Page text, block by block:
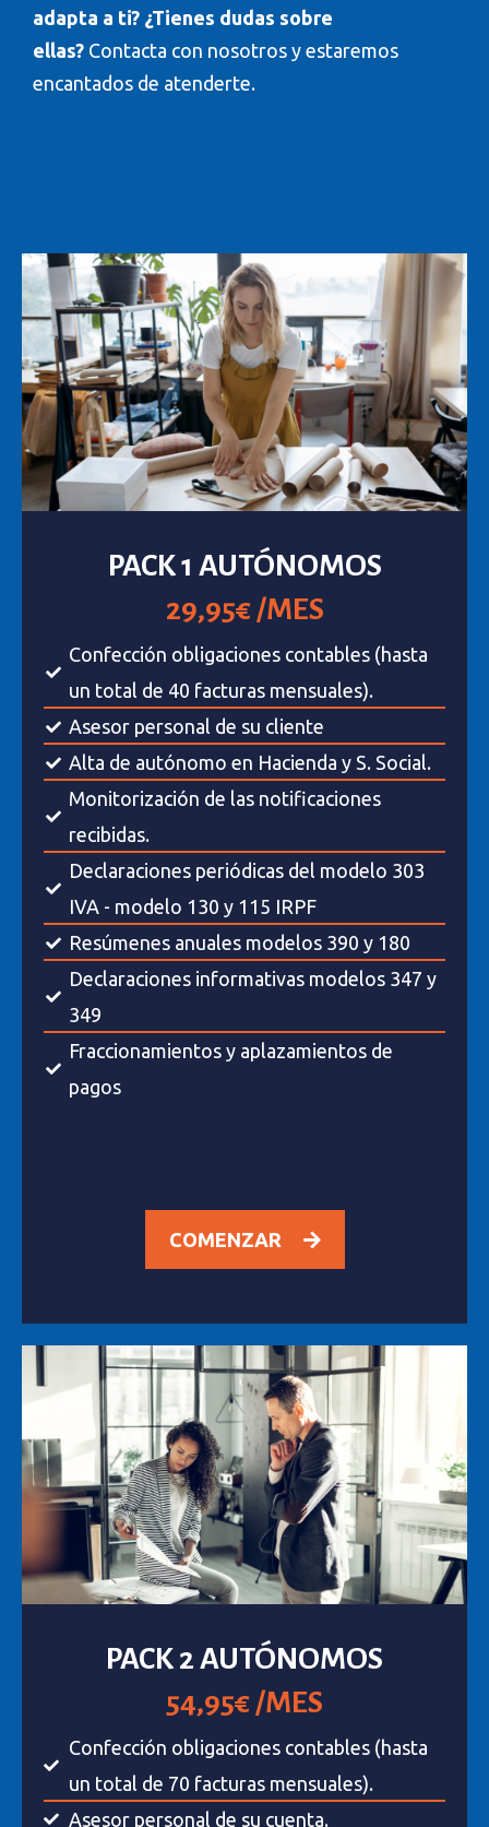
adapta a ti? ¿Tienes dudas sobre
ellas? Contacta con nosotros y estaremos
encantados de atenderte.
PACK 1 AUTÓNOMOS
29,95€ /MES
Confección obligaciones contables (hasta
un total de 40 facturas mensuales).
Asesor personal de su cliente
Alta de autónomo en Hacienda y S. Social.
Monitorización de las notificaciones
recibidas.
Declaraciones periódicas del modelo 303
IVA - modelo 130 y 115 IRPF
Resúmenes anuales modelos 390 y 180
Declaraciones informativas modelos 347 y
349
Fraccionamientos y aplazamientos de
pagos
COMENZAR
PACK 2 AUTÓNOMOS
54,95€ /MES
Confección obligaciones contables (hasta
un total de 70 facturas mensuales).
Asesor personal de su cuenta.